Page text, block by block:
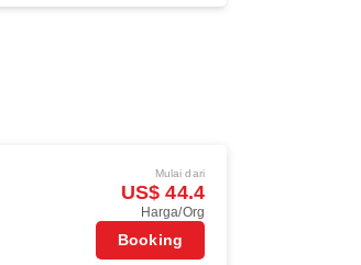
Mulai dari
US$ 44.4
Harga/Org
Booking